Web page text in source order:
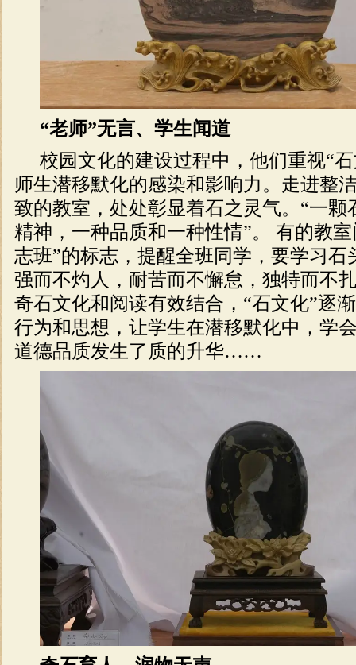
“老师”无言、学生闻道
校园文化的建设过程中，他们重视“
师生潜移默化的感染和影响力。走进整
致的教室，处处彰显着石之灵气。“一颗
精神，一种品质和一种性情”。 有的教
志班”的标志，提醒全班同学，要学习石
强而不灼人，耐苦而不懈怠，独特而不
奇石文化和阅读有效结合，“石文化”逐
行为和思想，让学生在潜移默化中，学
道德品质发生了质的升华……